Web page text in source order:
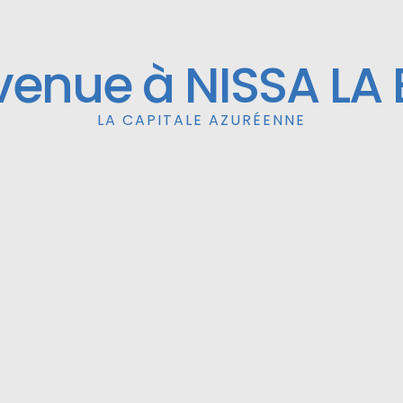
à NISSA LA
LA CAPITALE AZURÉENNE